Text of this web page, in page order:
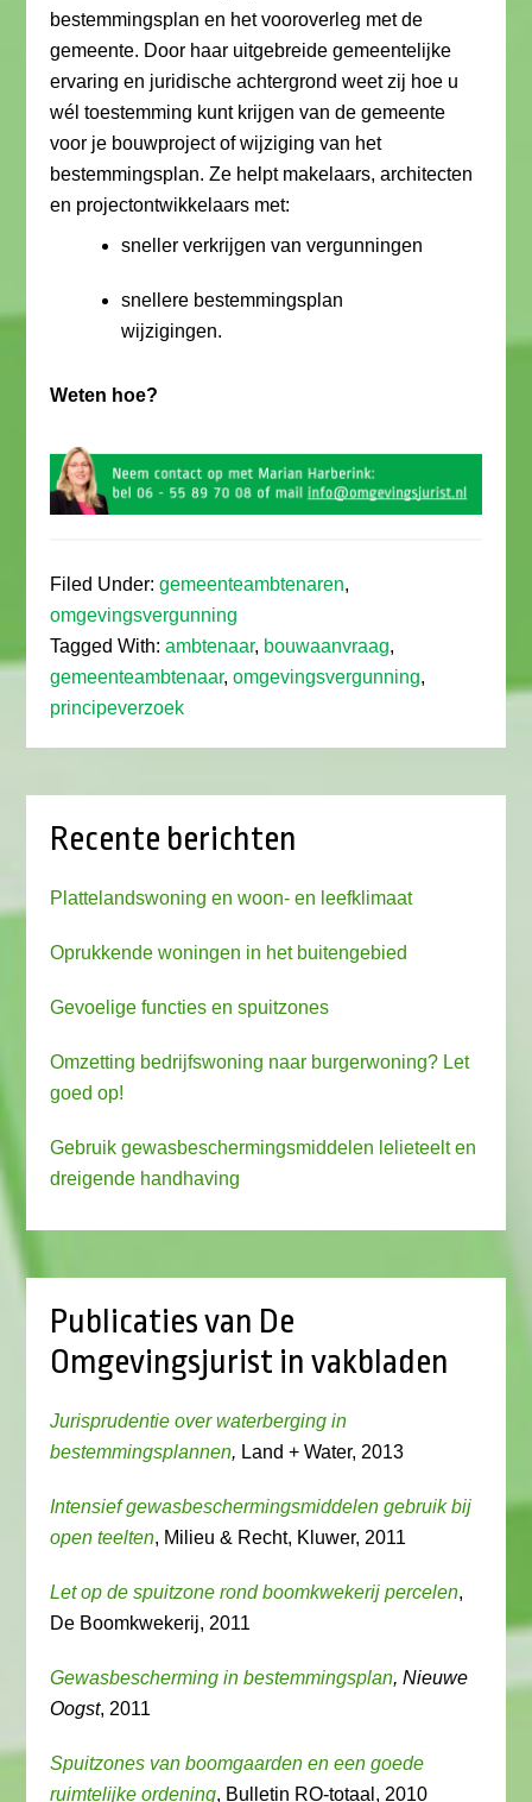
bestemmingsplan en het vooroverleg met de
gemeente. Door haar uitgebreide gemeentelijke
ervaring en juridische achtergrond weet zij hoe u
wél toestemming kunt krijgen van de gemeente
voor je bouwproject of wijziging van het
bestemmingsplan. Ze helpt makelaars, architecten
en projectontwikkelaars met:
sneller verkrijgen van vergunningen
snellere bestemmingsplan
wijzigingen.
Weten hoe?
Filed Under:gemeenteambtenaren,
omgevingsvergunning
Tagged With:ambtenaar, bouwaanvraag,
gemeenteambtenaar,omgevingsvergunning,
principeverzoek
Recente berichten
Plattelandswoning en woon- en leefklimaat
Oprukkende woningen in het buitengebied
Gevoelige functies en spuitzones
Omzetting bedrijfswoning naar burgerwoning? Let
goed op!
Gebruik gewasbeschermingsmiddelen lelieteelt en
dreigende handhaving
Publicaties van De
Omgevingsjurist in vakbladen
Jurisprudentie over waterberging in
bestemmingsplannen, Land + Water, 2013
Intensief gewasbeschermingsmiddelen gebruik bij
open teelten, Milieu & Recht, Kluwer, 2011
Let op de spuitzone rond boomkwekerij percelen,
De Boomkwekerij, 2011
Gewasbescherming in bestemmingsplan, Nieuwe
Oogst, 2011
Spuitzones van boomgaarden en een goede
ruimtelijke ordening, Bulletin RO-totaal, 2010